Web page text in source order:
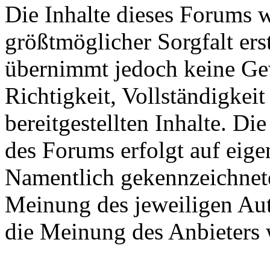
Die Inhalte dieses Forums
größtmöglicher Sorgfalt
übernimmt jedoch keine
Richtigkeit,
bereitgestellten Inhalte.
des Forums erfolgt auf
Namentlich
Meinung des jeweiligen
die Meinung des Anbieters